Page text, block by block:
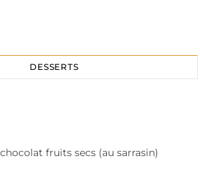
DESSERTS
fruits secs (au sarrasin)